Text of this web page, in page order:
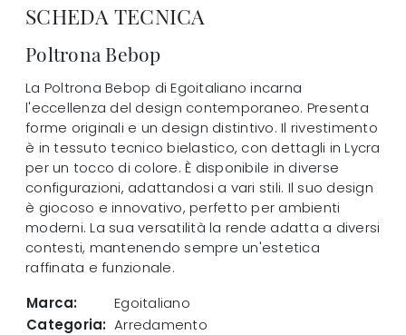
SCHEDA TECNICA
Poltrona Bebop
La Poltrona Bebop di Egoitaliano incarna
l'eccellenza del design contemporaneo. Presenta
forme originali e un design distintivo. Il rivestimento
è in tessuto tecnico bielastico, con dettagli in Lycra
per un tocco di colore. È disponibile in diverse
configurazioni, adattandosi a vari stili. Il suo design
è giocoso e innovativo, perfetto per ambienti
moderni. La sua versatilità la rende adatta a diversi
contesti, mantenendo sempre un'estetica
raffinata e funzionale.
Marca:
Egoitaliano
Categoria: Arredamento